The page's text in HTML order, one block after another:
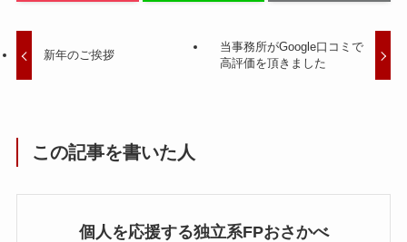
新年のご挨拶
当事務所がGoogle口コミで
高評価を頂きました
この記事を書いた人
個人を応援する独立系FPおさかべ